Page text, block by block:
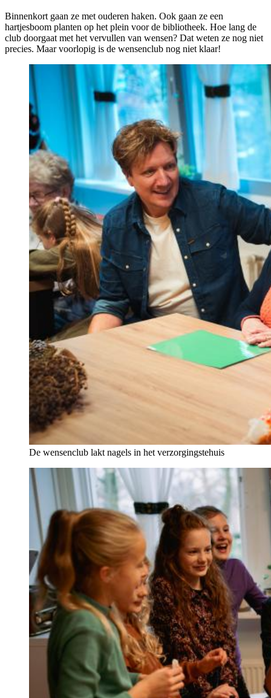
Binnenkort gaan ze met ouderen haken. Ook gaan ze een
hartjesboom planten op het plein voor de bibliotheek. Hoe lang de
club doorgaat met het vervullen van wensen? Dat weten ze nog niet
precies. Maar voorlopig is de wensenclub nog niet klaar!
De wensenclub lakt nagels in het verzorgingstehuis